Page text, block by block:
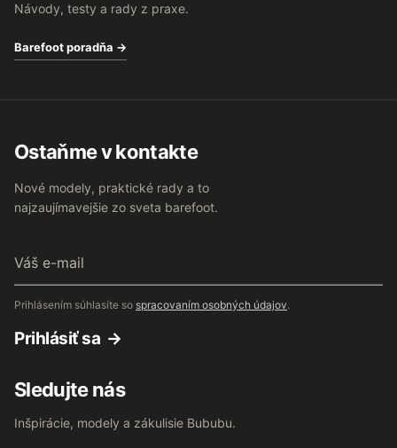
Návody, testy a rady z praxe.
Barefoot poradňa →
Ostaňme v kontakte
Nové modely, praktické rady a to
najzaujímavejšie zo sveta barefoot.
e-
mail
Prihlásením súhlasíte so spracovaním osobných údajov.
Prihlásiť sa
Sledujte nás
Inšpirácie, modely a zákulisie Bububu.